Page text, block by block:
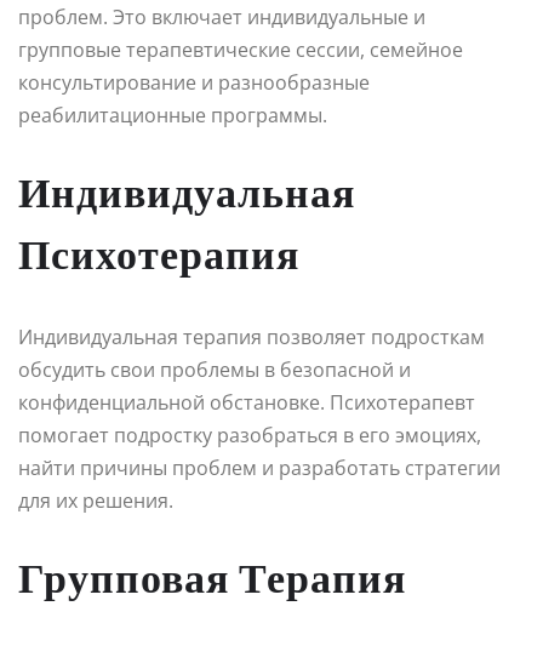
проблем. Это включает индивидуальные и
групповые терапевтические сессии, семейное
консультирование и разнообразные
реабилитационные программы.
Индивидуальная
Психотерапия
Индивидуальная терапия позволяет подросткам
обсудить свои проблемы в безопасной и
конфиденциальной обстановке. Психотерапевт
помогает подростку разобраться в его эмоциях,
найти причины проблем и разработать стратегии
для их решения.
Групповая Терапия